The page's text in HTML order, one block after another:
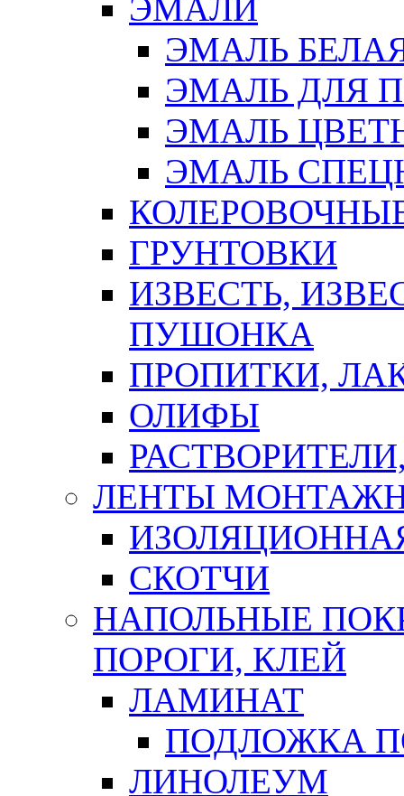
ЭМАЛИ
ЭМАЛЬ
ЭМАЛЬ ДЛЯ
ЭМАЛЬ
ЭМАЛЬ
ГРУНТОВКИ
ИЗВЕСТЬ,
ПУШОНКА
ПРОПИТКИ,
ОЛИФЫ
ЛЕНТЫ
СКОТЧИ
НАПОЛЬНЫЕ
ПОРОГИ, КЛЕЙ
ЛАМИНАТ
ПОДЛОЖКА
ЛИНОЛЕУМ